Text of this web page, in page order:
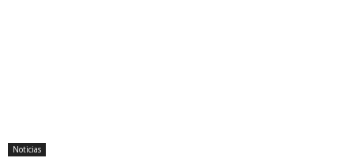
Noticias